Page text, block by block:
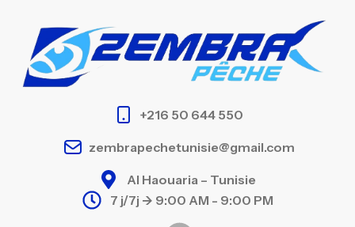
+216 50 644 550
zembrapechetunisie@gmail.com
Al Haouaria – Tunisie
7 j/7j -> 9:00 AM - 9:00 PM